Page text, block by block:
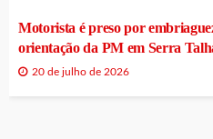
Motorista é preso por
orientação da PM em Serra
20 de julho de 2026